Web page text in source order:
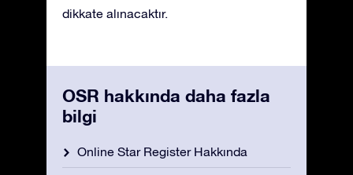
dikkate alınacaktır.
OSR hakkında daha fazla
bilgi
Online Star Register Hakkında